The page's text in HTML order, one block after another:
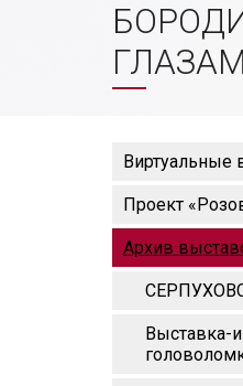
Виртуальные
Проект
Архив
Выставка-